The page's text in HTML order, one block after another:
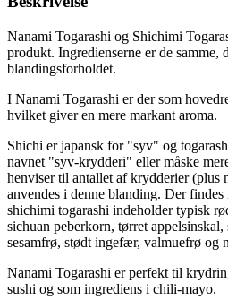
Nanami Togarashi og Shichimi
produkt. Ingredienserne er de samme,
blandingsforholdet.
I Nanami Togarashi er der som
hvilket giver en mere markant aroma.
Shichi er japansk for "syv" og
navnet "syv-krydderi" eller måske
henviser til antallet af krydderier (plus
anvendes i denne blanding. Der findes
shichimi togarashi indeholder typisk
sichuan peberkorn, tørret appelsinskal,
sesamfrø, stødt ingefær, valmuefrø og
Nanami Togarashi er perfekt til
sushi og som ingrediens i chili-mayo.